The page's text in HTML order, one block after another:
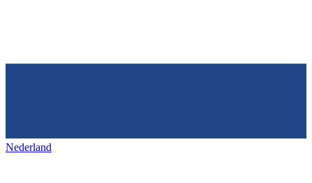
Nederland